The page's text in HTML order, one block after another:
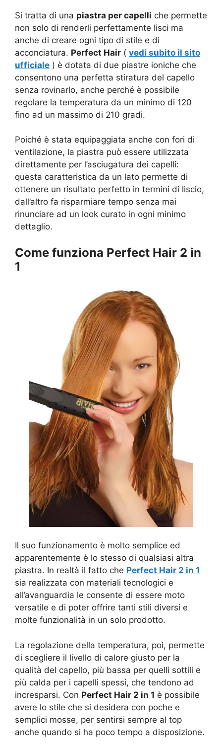
Si tratta di una piastra per capelli che permette
non solo di renderli perfettamente lisci ma
anche di creare ogni tipo di stile e di
acconciatura. Perfect Hair ( vedi subito il sito
ufficiale ) è dotata di due piastre ioniche che
consentono una perfetta stiratura del capello
senza rovinarlo, anche perché è possibile
regolare la temperatura da un minimo di 120
fino ad un massimo di 210 gradi.
Poiché è stata equipaggiata anche con fori di
ventilazione, la piastra può essere utilizzata
direttamente per l’asciugatura dei capelli:
questa caratteristica da un lato permette di
ottenere un risultato perfetto in termini di liscio,
dall’altro fa risparmiare tempo senza mai
rinunciare ad un look curato in ogni minimo
dettaglio.
Come funziona Perfect Hair 2 in
1
Il suo funzionamento è molto semplice ed
apparentemente è lo stesso di qualsiasi altra
piastra. In realtà il fatto che Perfect Hair 2 in 1
sia realizzata con materiali tecnologici e
all’avanguardia le consente di essere moto
versatile e di poter offrire tanti stili diversi e
molte funzionalità in un solo prodotto.
La regolazione della temperatura, poi, permette
di scegliere il livello di calore giusto per la
qualità del capello, più bassa per quelli sottili e
più calda per i capelli spessi, che tendono ad
incresparsi. Con Perfect Hair 2 in 1 è possibile
avere lo stile che si desidera con poche e
semplici mosse, per sentirsi sempre al top
anche quando si ha poco tempo a disposizione.